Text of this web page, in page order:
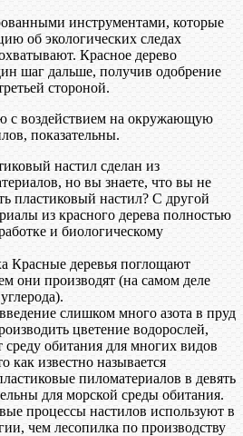
инструментами, которые
об экологических следах
Красное дерево
шаг дальше, получив одобрение
стороной.
с воздействием на окружающую
показательны.
настил сделан из
но вы знаете, что вы не
пластиковый настил? С другой
из красного дерева полностью
и биологическому
Красные деревья поглощают
они производят (на самом деле
слишком много азота в пруд
цветение водорослей,
обитания для многих видов
как известно называется
пиломатериалов в девять
для морской среды обитания.
процессы настилов используют в
чем лесопилка по производству